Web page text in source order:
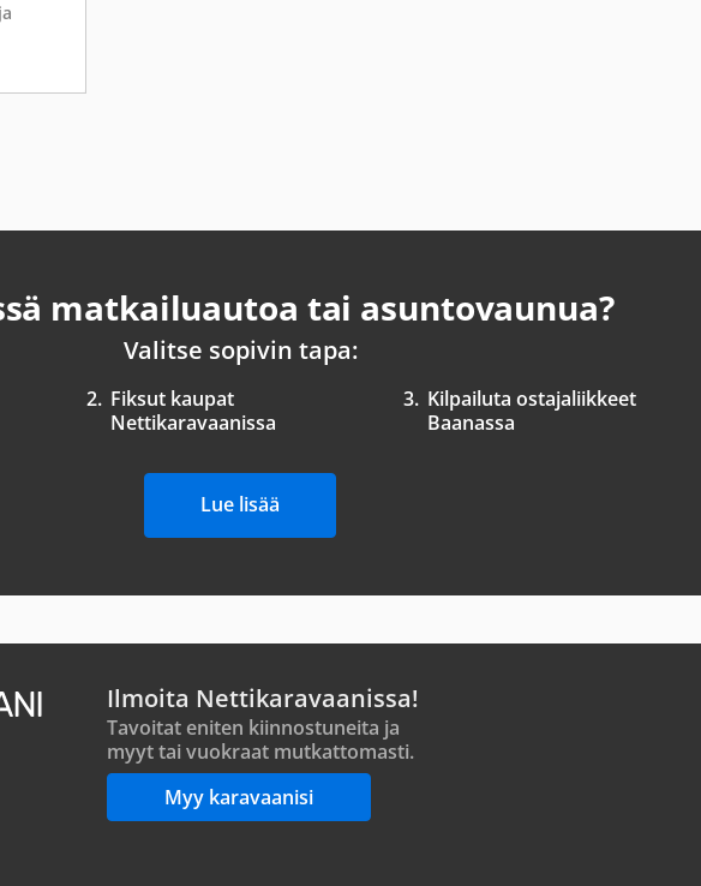
matkailuautoa tai asuntovaunua?
Valitse sopivin tapa:
2. Fiksut kaupat
Nettikaravaanissa
3. Kilpailuta ostajaliikkeet
Baanassa
Lue lisää
Ilmoita Nettikaravaanissa!
Tavoitat eniten kiinnostuneita ja
myyt tai vuokraat mutkattomasti.
Myy karavaanisi